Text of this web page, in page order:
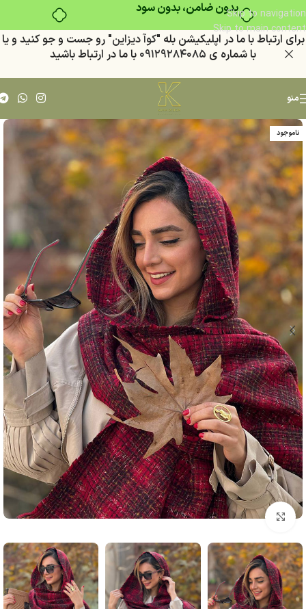
بدون ضامن، بدون سودSkip to navigation
Skip to main content
براي ارتباط با ما در اپليكيشن بله "كوآ ديزاين" رو جست و جو كنيد و يا
با شماره ي ٠٩١٢٩٢٨٤٠٨٥ با ما در ارتباط باشيد
منو
ناموجود
بزرگنمایی تصویر